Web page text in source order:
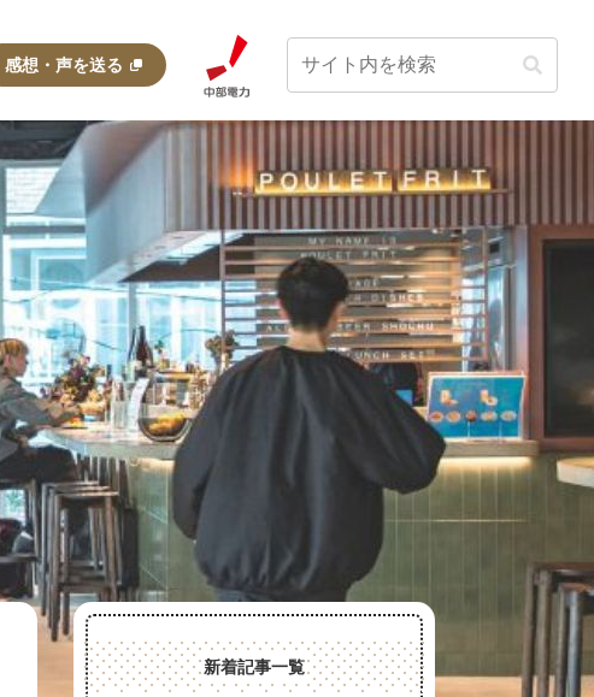
感想・声を送る
新着記事一覧